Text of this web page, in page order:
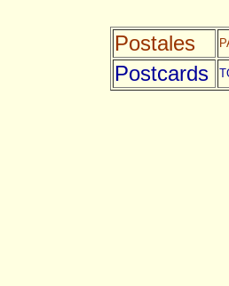
Postales
Postcards